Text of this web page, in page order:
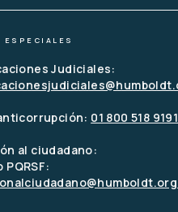
ESPECIALES
Judiciales:
01 800 518 9191
al ciudadano: